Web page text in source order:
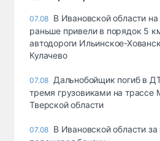
07.08 В Ивановской области на
раньше привели в порядок 5
автодороги Ильинское-
Кулачево
07.08 Дальнобойщик погиб в
тремя грузовиками на трассе
Тверской области
07.08 В Ивановской области